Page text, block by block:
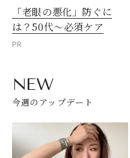
「老眼の悪化」防ぐに
は？50代～必須ケア
PR
NEW
今週のアップデート